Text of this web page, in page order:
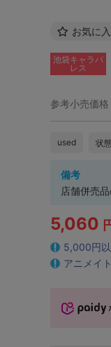
お気に
池袋キャラパ
レス
参考小売価
used 状
備考
店舗併売
5,060
5,000円以
アニメイ